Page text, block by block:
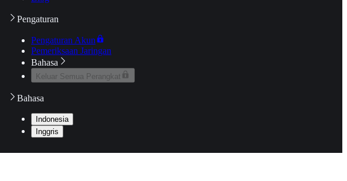
Pengaturan
Pengaturan Akun
Pemeriksaan Jaringan
Bahasa
Keluar Semua Perangkat
Bahasa
Indonesia
Inggris